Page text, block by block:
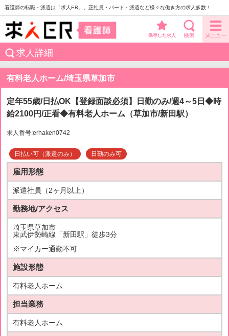
看護師の転職・派遣は「求人ER」。正社員・パート・派遣など様々な働き方の求人多数！
保存した求人
求人詳細
有料老人ホーム/埼玉県草加市
定年55歳/日払OK【登録面談必須】日勤のみ/週4～5日◆時
給2100円/正看◆有料老人ホーム（草加市/新田駅）
求人番号:erhaken0742
日払い可（派遣のみ） 日勤のみ可
雇用形態
派遣社員（2ヶ月以上）
勤務地/アクセス
埼玉県草加市
東武伊勢崎線「新田駅」徒歩3分
※マイカー通勤不可
施設形態
有料老人ホーム
担当業務
有料老人ホーム